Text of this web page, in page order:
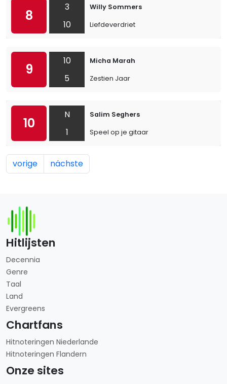
8
3
10
Willy Sommers
Liefdeverdriet
9
10
5
Micha Marah
Zestien Jaar
10
N
1
Salim Seghers
Speel op je gitaar
vorige nächste
Hitlijsten
Decennia
Genre
Taal
Land
Evergreens
Chartfans
Hitnoteringen Niederlande
Hitnoteringen Flandern
Onze sites